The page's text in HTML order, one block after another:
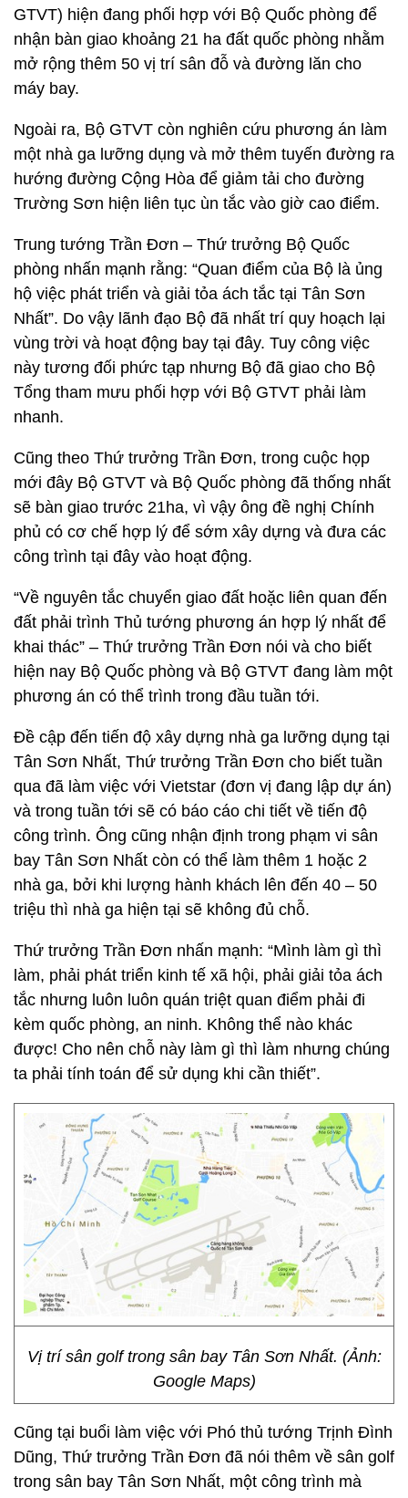
GTVT) hiện đang phối hợp với Bộ Quốc phòng để
nhận bàn giao khoảng 21 ha đất quốc phòng nhằm
mở rộng thêm 50 vị trí sân đỗ và đường lăn cho
máy bay.
Ngoài ra, Bộ GTVT còn nghiên cứu phương án làm
một nhà ga lưỡng dụng và mở thêm tuyến đường ra
hướng đường Cộng Hòa để giảm tải cho đường
Trường Sơn hiện liên tục ùn tắc vào giờ cao điểm.
Trung tướng Trần Đơn – Thứ trưởng Bộ Quốc
phòng nhấn mạnh rằng: “Quan điểm của Bộ là ủng
hộ việc phát triển và giải tỏa ách tắc tại Tân Sơn
Nhất”. Do vậy lãnh đạo Bộ đã nhất trí quy hoạch lại
vùng trời và hoạt động bay tại đây. Tuy công việc
này tương đối phức tạp nhưng Bộ đã giao cho Bộ
Tổng tham mưu phối hợp với Bộ GTVT phải làm
nhanh.
Cũng theo Thứ trưởng Trần Đơn, trong cuộc họp
mới đây Bộ GTVT và Bộ Quốc phòng đã thống nhất
sẽ bàn giao trước 21ha, vì vậy ông đề nghị Chính
phủ có cơ chế hợp lý để sớm xây dựng và đưa các
công trình tại đây vào hoạt động.
“Về nguyên tắc chuyển giao đất hoặc liên quan đến
đất phải trình Thủ tướng phương án hợp lý nhất để
khai thác” – Thứ trưởng Trần Đơn nói và cho biết
hiện nay Bộ Quốc phòng và Bộ GTVT đang làm một
phương án có thể trình trong đầu tuần tới.
Đề cập đến tiến độ xây dựng nhà ga lưỡng dụng tại
Tân Sơn Nhất, Thứ trưởng Trần Đơn cho biết tuần
qua đã làm việc với Vietstar (đơn vị đang lập dự án)
và trong tuần tới sẽ có báo cáo chi tiết về tiến độ
công trình. Ông cũng nhận định trong phạm vi sân
bay Tân Sơn Nhất còn có thể làm thêm 1 hoặc 2
nhà ga, bởi khi lượng hành khách lên đến 40 – 50
triệu thì nhà ga hiện tại sẽ không đủ chỗ.
Thứ trưởng Trần Đơn nhấn mạnh: “Mình làm gì thì
làm, phải phát triển kinh tế xã hội, phải giải tỏa ách
tắc nhưng luôn luôn quán triệt quan điểm phải đi
kèm quốc phòng, an ninh. Không thể nào khác
được! Cho nên chỗ này làm gì thì làm nhưng chúng
ta phải tính toán để sử dụng khi cần thiết”.
Vị trí sân golf trong sân bay Tân Sơn Nhất. (Ảnh:
Google Maps)
Cũng tại buổi làm việc với Phó thủ tướng Trịnh Đình
Dũng, Thứ trưởng Trần Đơn đã nói thêm về sân golf
trong sân bay Tân Sơn Nhất, một công trình mà